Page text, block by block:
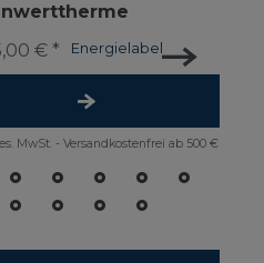
Energielabel
€ *
MwSt. - Versandkostenfrei ab 500 €